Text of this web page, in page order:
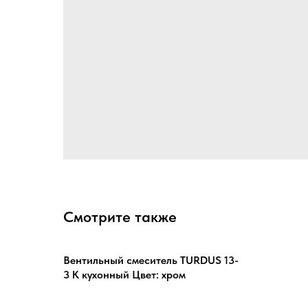
Смотрите также
Вентильный смеситель TURDUS 13-
3 К кухонный Цвет: хром